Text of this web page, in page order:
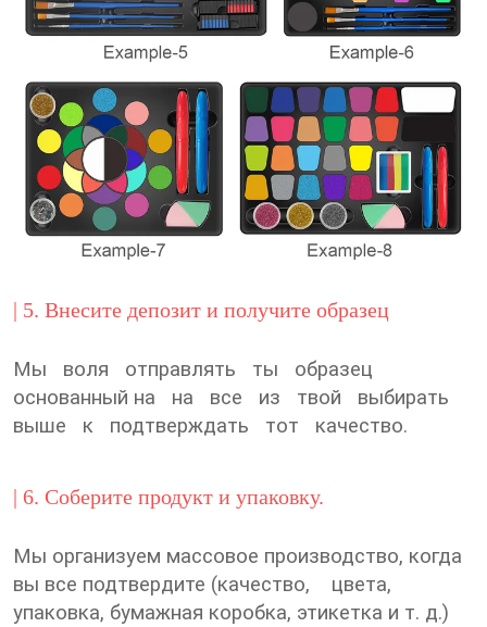
| 5. Внесите депозит и получите образец
Мы воля отправлять ты образец
основанный на на все из твой выбирать
выше к подтверждать тот качество.
| 6. Соберите продукт и упаковку.
Мы организуем массовое производство, когда
вы все подтвердите (качество, цвета,
упаковка, бумажная коробка, этикетка и т. д.)